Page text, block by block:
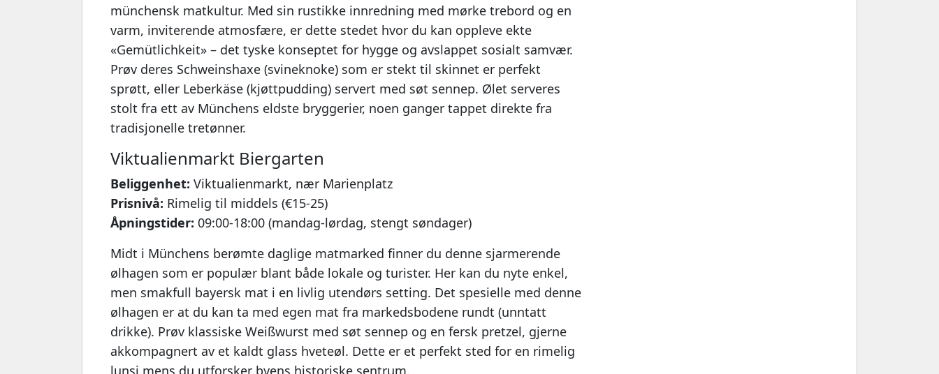
münchensk matkultur. Med sin rustikke innredning med mørke trebord og en
varm, inviterende atmosfære, er dette stedet hvor du kan oppleve ekte
«Gemütlichkeit» – det tyske konseptet for hygge og avslappet sosialt samvær.
Prøv deres Schweinshaxe (svineknoke) som er stekt til skinnet er perfekt
sprøtt, eller Leberkäse (kjøttpudding) servert med søt sennep. Ølet serveres
stolt fra ett av Münchens eldste bryggerier, noen ganger tappet direkte fra
tradisjonelle tretønner.
Viktualienmarkt Biergarten
Beliggenhet: Viktualienmarkt, nær Marienplatz
Prisnivå: Rimelig til middels (€15-25)
Åpningstider: 09:00-18:00 (mandag-lørdag, stengt søndager)
Midt i Münchens berømte daglige matmarked finner du denne sjarmerende
ølhagen som er populær blant både lokale og turister. Her kan du nyte enkel,
men smakfull bayersk mat i en livlig utendørs setting. Det spesielle med denne
ølhagen er at du kan ta med egen mat fra markedsbodene rundt (unntatt
drikke). Prøv klassiske Weißwurst med søt sennep og en fersk pretzel, gjerne
akkompagnert av et kaldt glass hveteøl. Dette er et perfekt sted for en rimelig
lunsj mens du utforsker byens historiske sentrum.